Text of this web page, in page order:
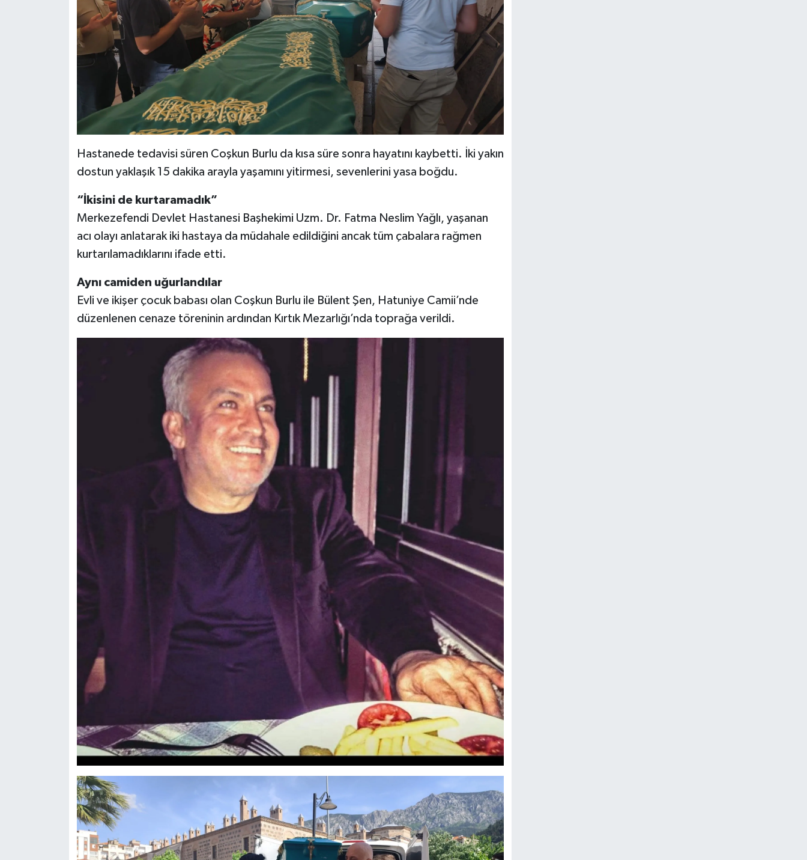
Hastanede tedavisi süren Coşkun Burlu da kısa süre sonra hayatını kaybetti. İki yakın
dostun yaklaşık 15 dakika arayla yaşamını yitirmesi, sevenlerini yasa boğdu.
“İkisini de kurtaramadık”
Merkezefendi Devlet Hastanesi Başhekimi Uzm. Dr. Fatma Neslim Yağlı, yaşanan
acı olayı anlatarak iki hastaya da müdahale edildiğini ancak tüm çabalara rağmen
kurtarılamadıklarını ifade etti.
Aynı camiden uğurlandılar
Evli ve ikişer çocuk babası olan Coşkun Burlu ile Bülent Şen, Hatuniye Camii’nde
düzenlenen cenaze töreninin ardından Kırtık Mezarlığı’nda toprağa verildi.